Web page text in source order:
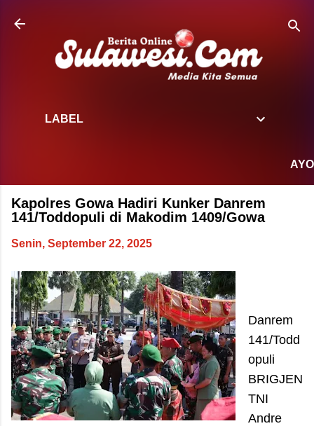
LABEL
AYO
Kapolres Gowa Hadiri Kunker Danrem
141/Toddopuli di Makodim 1409/Gowa
Senin, September 22, 2025
Danrem
141/Todd
opuli
BRIGJEN
TNI
Andre